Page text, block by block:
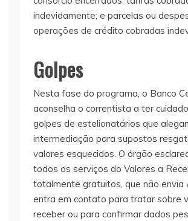
indevidamente; e parcelas ou
operações de crédito cobradas
Golpes
Nesta fase do programa, o Banco
aconselha o correntista a ter
golpes de estelionatários que
intermediação para supostos
valores esquecidos. O órgão
todos os serviços do Valores a
totalmente gratuitos, que não envia
entra em contato para tratar sobre
receber ou para confirmar dados